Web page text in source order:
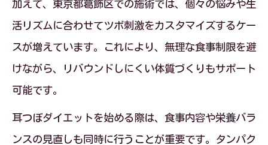
加えて、東京都葛飾区での施術では、個々の悩みや生
活リズムに合わせてツボ刺激をカスタマイズするケー
スが増えています。これにより、無理な食事制限を避
けながら、リバウンドしにくい体質づくりもサポート
可能です。
耳つぼダイエットを始める際は、食事内容や栄養バラ
ンスの見直しも同時に行うことが重要です。タンパク